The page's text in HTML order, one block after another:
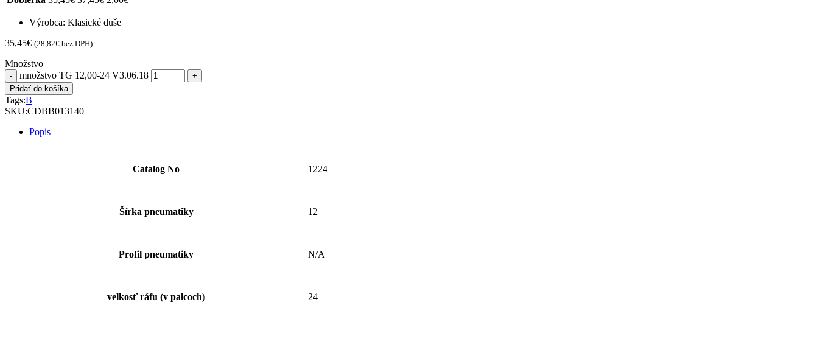
Výrobca: Klasické duše
35,45€ (28,82€ bez DPH)
Množstvo
množstvo TG 12,00-24 V3.06.18
Pridať do košíka
Tags:B
SKU:CDBB013140
Popis
Catalog No 1224
Šírka pneumatiky 12
Profil pneumatiky N/A
velkosť ráfu (v palcoch) 24